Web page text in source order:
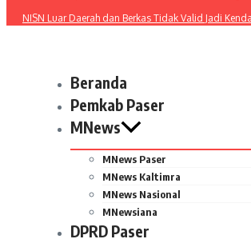
NISN Luar Daerah dan Berkas Tidak Valid Jadi
Beranda
Pemkab Paser
MNews
MNews Paser
MNews Kaltimra
MNews Nasional
MNewsiana
DPRD Paser